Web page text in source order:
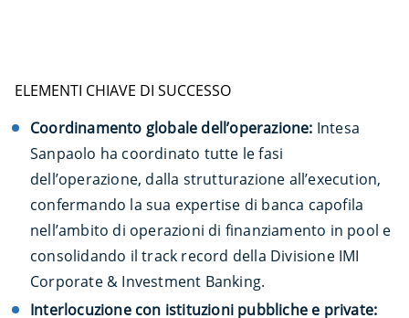
ELEMENTI CHIAVE DI SUCCESSO
Coordinamento globale dell’operazione: Intesa
Sanpaolo ha coordinato tutte le fasi
dell’operazione, dalla strutturazione all’execution,
confermando la sua expertise di banca capofila
nell’ambito di operazioni di finanziamento in pool e
consolidando il track record della Divisione IMI
Corporate & Investment Banking.
Interlocuzione con istituzioni pubbliche e private: